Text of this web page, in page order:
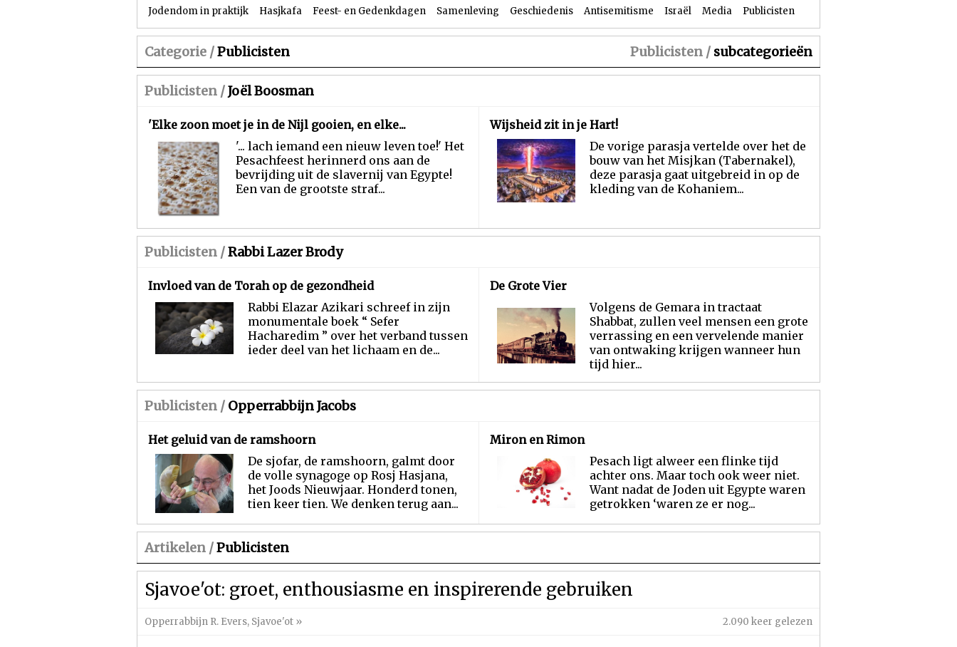
Jodendom in praktijk Hasjkafa Feest- en Gedenkdagen Samenleving Geschiedenis Antisemitisme Israël Media Publicisten
Categorie /Publicisten Publicisten / subcategorieën
Publicisten /Joël Boosman
'Elke zoon moet je in de Nijl gooien, en elke...
'... lach iemand een nieuw leven toe!' Het
Pesachfeest herinnerd ons aan de
bevrijding uit de slavernij van Egypte!
Een van de grootste straf...
Wijsheid zit in je Hart!
De vorige parasja vertelde over het de
bouw van het Misjkan (Tabernakel),
deze parasja gaat uitgebreid in op de
kleding van de Kohaniem...
Publicisten /Rabbi Lazer Brody
Invloed van de Torah op de gezondheid
Rabbi Elazar Azikari schreef in zijn
monumentale boek “ Sefer
Hacharedim ” over het verband tussen
ieder deel van het lichaam en de...
De Grote Vier
Volgens de Gemara in tractaat
Shabbat, zullen veel mensen een grote
verrassing en een vervelende manier
van ontwaking krijgen wanneer hun
tijd hier...
Publicisten / Opperrabbijn Jacobs
Het geluid van de ramshoorn
De sjofar, de ramshoorn, galmt door
de volle synagoge op Rosj Hasjana,
het Joods Nieuwjaar. Honderd tonen,
tien keer tien. We denken terug aan...
Miron en Rimon
Pesach ligt alweer een flinke tijd
achter ons. Maar toch ook weer niet.
Want nadat de Joden uit Egypte waren
getrokken ‘waren ze er nog...
Artikelen /Publicisten
Sjavoe'ot: groet, enthousiasme en inspirerende gebruiken
Opperrabbijn R. Evers, Sjavoe'ot » 2.090 keer gelezen